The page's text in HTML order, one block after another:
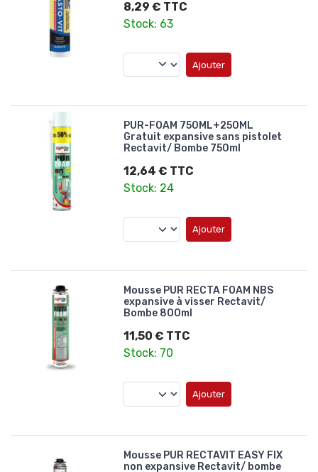
8,29 € TTC
Stock: 63
Ajouter
PUR-FOAM 750ML+250ML
Gratuit expansive sans pistolet
Rectavit/ Bombe 750ml
12,64 € TTC
Stock: 24
Ajouter
Mousse PUR RECTA FOAM NBS
expansive à visser Rectavit/
Bombe 800ml
11,50 € TTC
Stock: 70
Ajouter
Mousse PUR RECTAVIT EASY FIX
non expansive Rectavit/ bombe